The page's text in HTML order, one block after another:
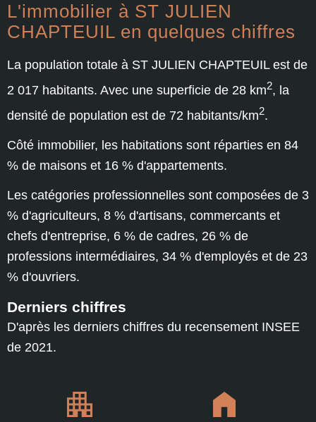
L'immobilier à ST JULIEN
CHAPTEUIL en quelques chiffres
La population totale à ST JULIEN CHAPTEUIL est de
2 017 habitants. Avec une superficie de 28 km2, la
densité de population est de 72 habitants/km2.
Côté immobilier, les habitations sont réparties en 84
% de maisons et 16 % d'appartements.
Les catégories professionnelles sont composées de 3
% d'agriculteurs, 8 % d'artisans, commercants et
chefs d'entreprise, 6 % de cadres, 26 % de
professions intermédiaires, 34 % d'employés et de 23
% d'ouvriers.
Derniers chiffres
D'après les derniers chiffres du recensement INSEE
de 2021.